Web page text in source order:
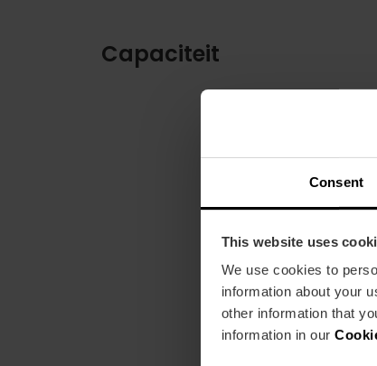
Consent
This website uses
We use cookies to
information about your
other information that
information in our
Capaciteit